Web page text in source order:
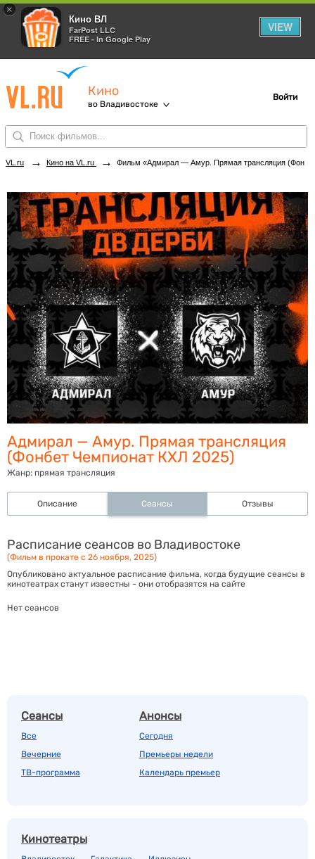
×
Кино ВЛ
FarPost LLC
FREE - In Google Play
VIEW
Кино
во Владивостоке
Войти
VL.ru → Кино на VL.ru → Фильм «Адмирал — Амур. Прямая трансляция (Фонбет Чемпионат КХЛ 2025)» в кинотеатрах Владивостока. Купить билеты!
Адмирал — Амур. Прямая трансляция
(Фонбет Чемпионат КХЛ 2025)
Жанр: прямая трансляция
Описание Сеансы Отзывы
Расписание сеансов во Владивостоке
(Фильм в прокате с 26 ноября, 2025)
Опубликовано актуальное расписание фильма, когда будущие сеансы в
кинотеатрах станут известны - они отобразятся на сайте
Нет сеансов
Сеансы
Все
Вечерние
ТВ-программа
Анонсы
Сегодня
Премьеры недели
Календарь премьер
Кинотеатры